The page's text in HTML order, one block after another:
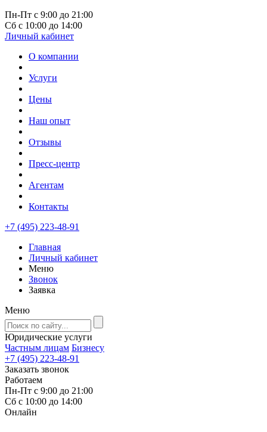
Пн-Пт с 9:00 до 21:00
Сб с 10:00 до 14:00
Личный кабинет
О компании
Услуги
Цены
Наш опыт
Отзывы
Пресс-центр
Агентам
Контакты
+7 (495) 223-48-91
Главная
Личный кабинет
Меню
Звонок
Заявка
Меню
Юридические услуги
Частным лицам Бизнесу
+7 (495) 223-48-91
Заказать звонок
Работаем
Пн-Пт с 9:00 до 21:00
Сб с 10:00 до 14:00
Онлайн